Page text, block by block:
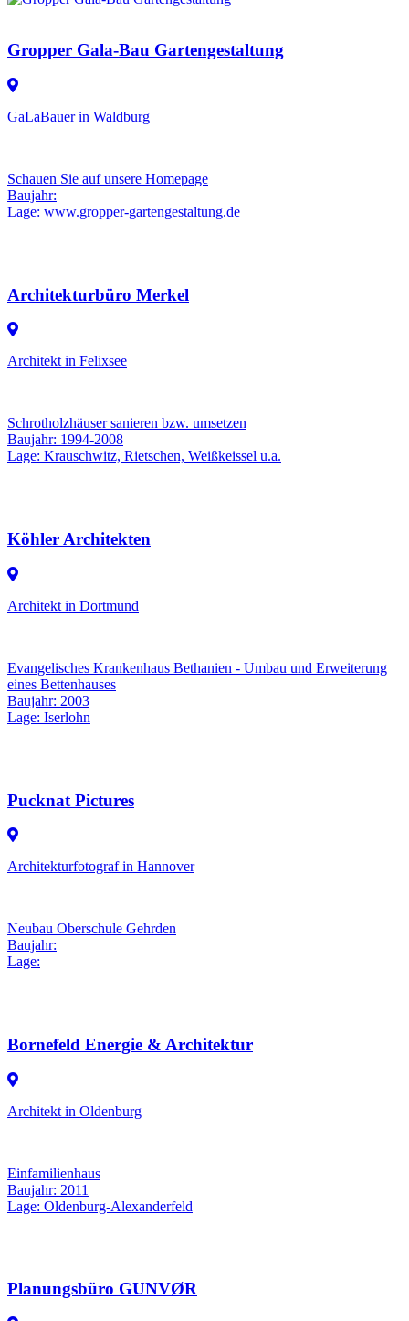
Gropper Gala-Bau Gartengestaltung
GaLaBauer in Waldburg
Schauen Sie auf unsere Homepage
Baujahr:
Lage: www.gropper-gartengestaltung.de
Architekturbüro Merkel
Architekt in Felixsee
Schrotholzhäuser sanieren bzw. umsetzen
Baujahr: 1994-2008
Lage: Krauschwitz, Rietschen, Weißkeissel u.a.
Köhler Architekten
Architekt in Dortmund
Evangelisches Krankenhaus Bethanien - Umbau und Erweiterung
eines Bettenhauses
Baujahr: 2003
Lage: Iserlohn
Pucknat Pictures
Architekturfotograf in Hannover
Neubau Oberschule Gehrden
Baujahr:
Lage:
Bornefeld Energie & Architektur
Architekt in Oldenburg
Einfamilienhaus
Baujahr: 2011
Lage: Oldenburg-Alexanderfeld
Planungsbüro GUNVØR